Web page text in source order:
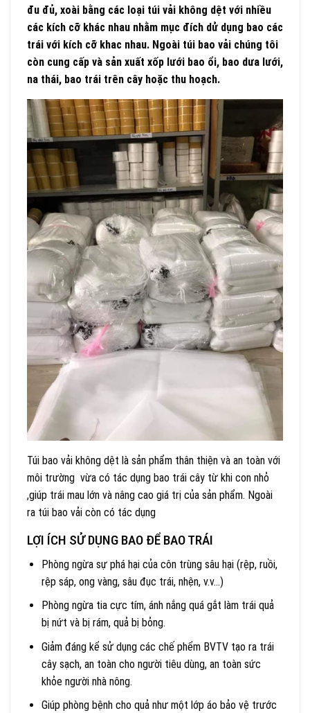
đu đủ, xoài bằng các loại túi vải không dệt với nhiều
các kích cỡ khác nhau nhằm mục đích dử dụng bao các
trái với kích cỡ khac nhau. Ngoài túi bao vải chúng tôi
còn cung cấp và sản xuất xốp lưới bao ổi, bao dưa lưới,
na thái, bao trái trên cây hoặc thu hoạch.
Túi bao vải không dệt là sản phẩm thân thiện và an toàn với
môi trường vừa có tác dụng bao trái cây từ khi con nhỏ
,giúp trái mau lớn và nâng cao giá trị của sản phẩm. Ngoài
ra túi bao vải còn có tác dụng
LỢI ÍCH SỬ DỤNG BAO ĐỂ BAO TRÁI
Phòng ngừa sự phá hại của côn trùng sâu hại (rệp, ruồi,
rệp sáp, ong vàng, sâu đục trái, nhện, v.v…)
Phòng ngừa tia cực tím, ánh nắng quá gắt làm trái quả
bị nứt và bị rám, quả bị bỏng.
Giảm đáng kể sử dụng các chế phểm BVTV tạo ra trái
cây sạch, an toàn cho người tiêu dùng, an toàn sức
khỏe người nhà nông.
Giúp phòng bệnh cho quả như một lớp áo bảo vệ trước